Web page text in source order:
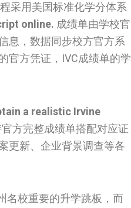
采用美国标准化学分体系
online. 成绩单由学校官
息，数据同步校方官方系
官方凭证，IVC成绩单的学
a realistic Irvine
方完整成绩单搭配对应证
更新、企业背景调查等各
名校重要的升学跳板，而